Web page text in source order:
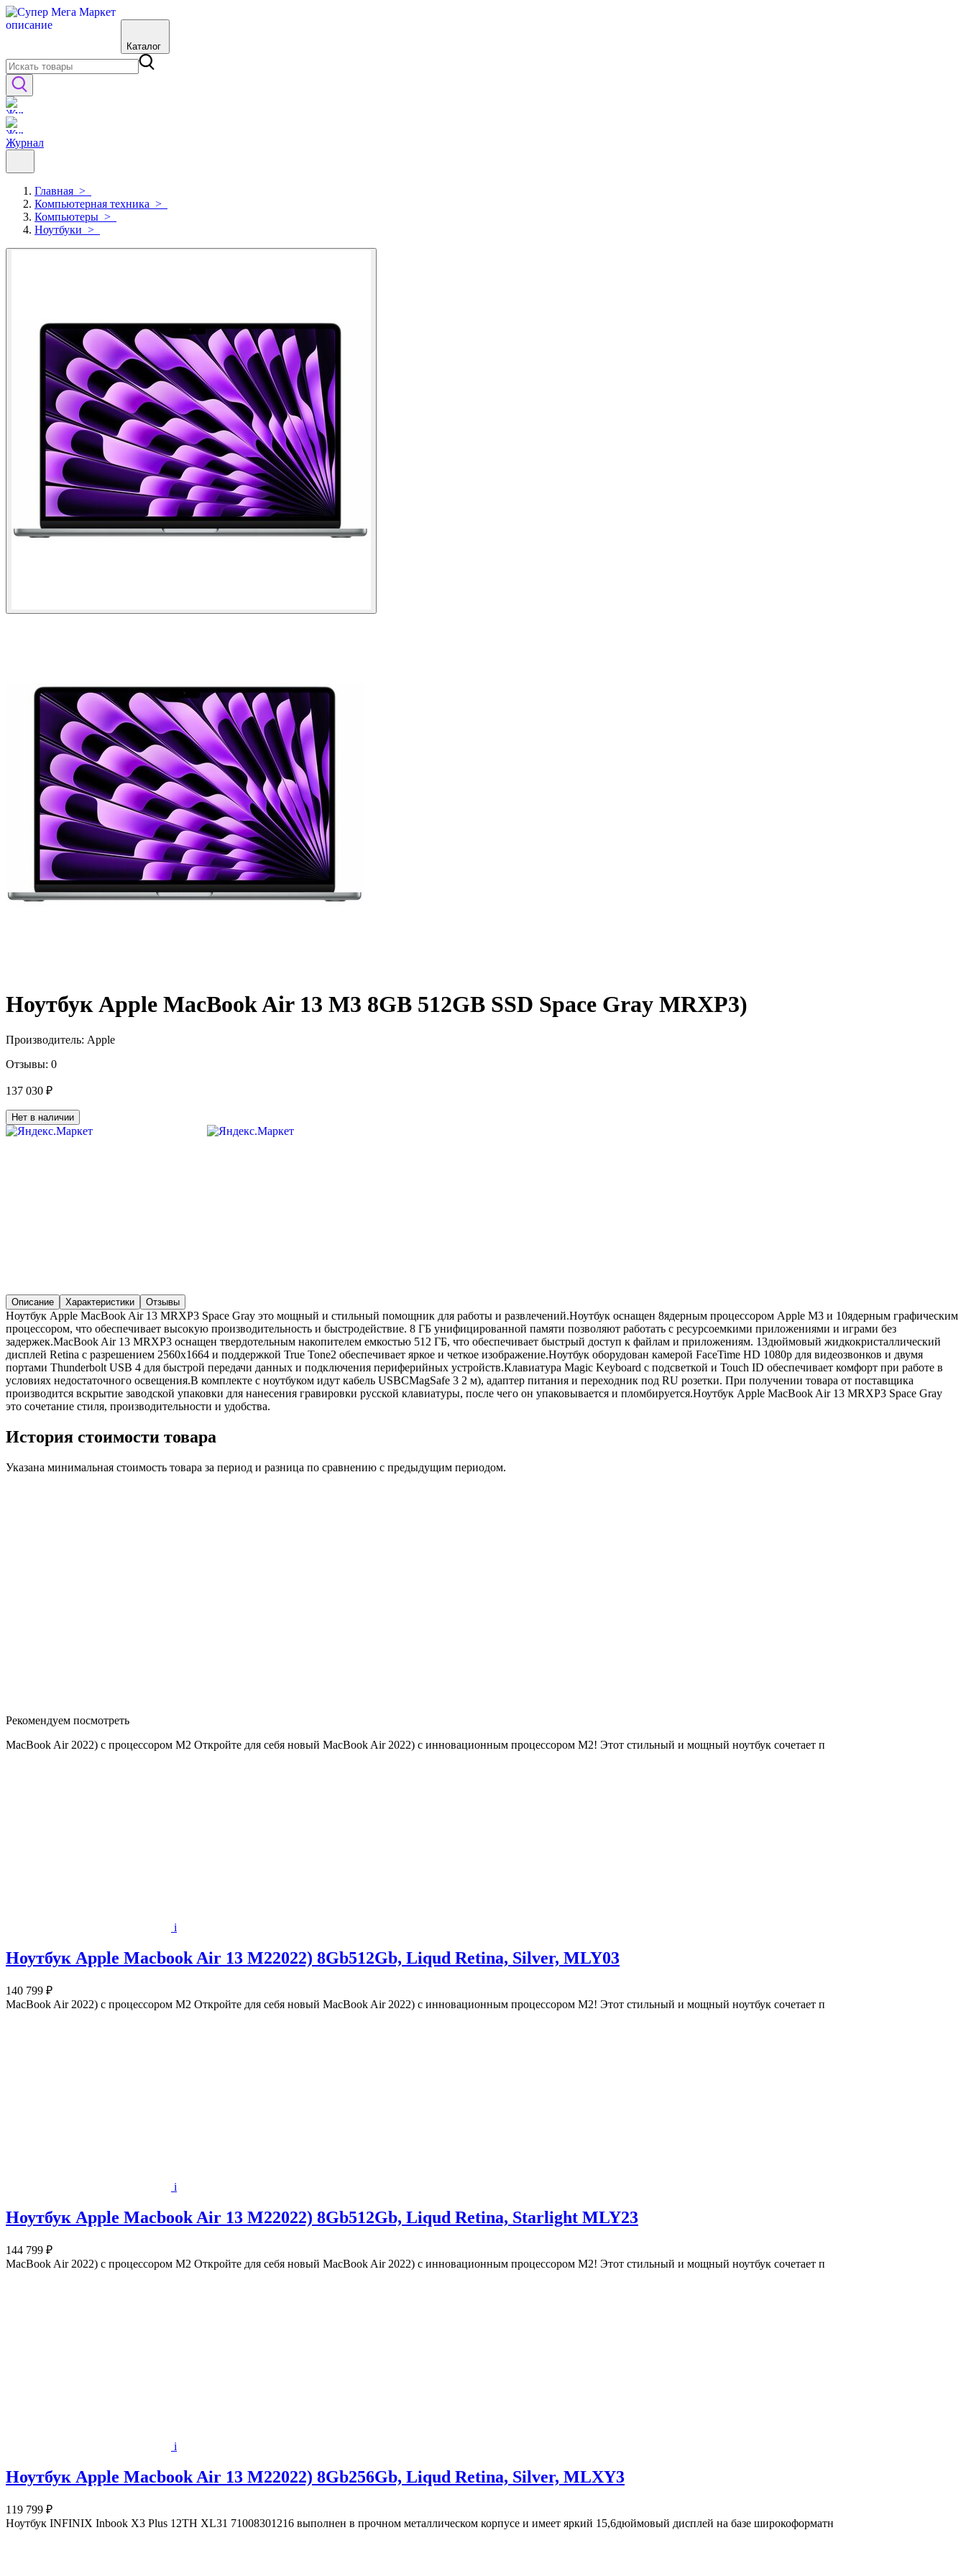
Каталог
Журнал
Главная >
Компьютерная техника >
Компьютеры >
Ноутбуки >
Ноутбук Apple MacBook Air 13 M3 8GB 512GB SSD Space Gray MRXP3)
Производитель: Apple
Отзывы: 0
137 030 ₽
Нет в наличии
Описание Характеристики Отзывы
Ноутбук Apple MacBook Air 13 MRXP3 Space Gray это мощный и стильный помощник для работы и развлечений.Ноутбук оснащен 8ядерным процессором Apple M3 и 10ядерным графическим
процессором, что обеспечивает высокую производительность и быстродействие. 8 ГБ унифицированной памяти позволяют работать с ресурсоемкими приложениями и играми без
задержек.MacBook Air 13 MRXP3 оснащен твердотельным накопителем емкостью 512 ГБ, что обеспечивает быстрый доступ к файлам и приложениям. 13дюймовый жидкокристаллический
дисплей Retina с разрешением 2560x1664 и поддержкой True Tone2 обеспечивает яркое и четкое изображение.Ноутбук оборудован камерой FaceTime HD 1080p для видеозвонков и двумя
портами Thunderbolt USB 4 для быстрой передачи данных и подключения периферийных устройств.Клавиатура Magic Keyboard с подсветкой и Touch ID обеспечивает комфорт при работе в
условиях недостаточного освещения.В комплекте с ноутбуком идут кабель USBCMagSafe 3 2 м), адаптер питания и переходник под RU розетки. При получении товара от поставщика
производится вскрытие заводской упаковки для нанесения гравировки русской клавиатуры, после чего он упаковывается и пломбируется.Ноутбук Apple MacBook Air 13 MRXP3 Space Gray
это сочетание стиля, производительности и удобства.
История стоимости товара
Указана минимальная стоимость товара за период и разница по сравнению с предыдущим периодом.
Рекомендуем посмотреть
MacBook Air 2022) с процессором M2 Откройте для себя новый MacBook Air 2022) с инновационным процессором M2! Этот стильный и мощный ноутбук сочетает п
i
Ноутбук Apple Macbook Air 13 M22022) 8Gb512Gb, Liqud Retina, Silver, MLY03
140 799 ₽
MacBook Air 2022) с процессором M2 Откройте для себя новый MacBook Air 2022) с инновационным процессором M2! Этот стильный и мощный ноутбук сочетает п
i
Ноутбук Apple Macbook Air 13 M22022) 8Gb512Gb, Liqud Retina, Starlight MLY23
144 799 ₽
MacBook Air 2022) с процессором M2 Откройте для себя новый MacBook Air 2022) с инновационным процессором M2! Этот стильный и мощный ноутбук сочетает п
i
Ноутбук Apple Macbook Air 13 M22022) 8Gb256Gb, Liqud Retina, Silver, MLXY3
119 799 ₽
Ноутбук INFINIX Inbook X3 Plus 12TH XL31 71008301216 выполнен в прочном металлическом корпусе и имеет яркий 15,6дюймовый дисплей на базе широкоформатн